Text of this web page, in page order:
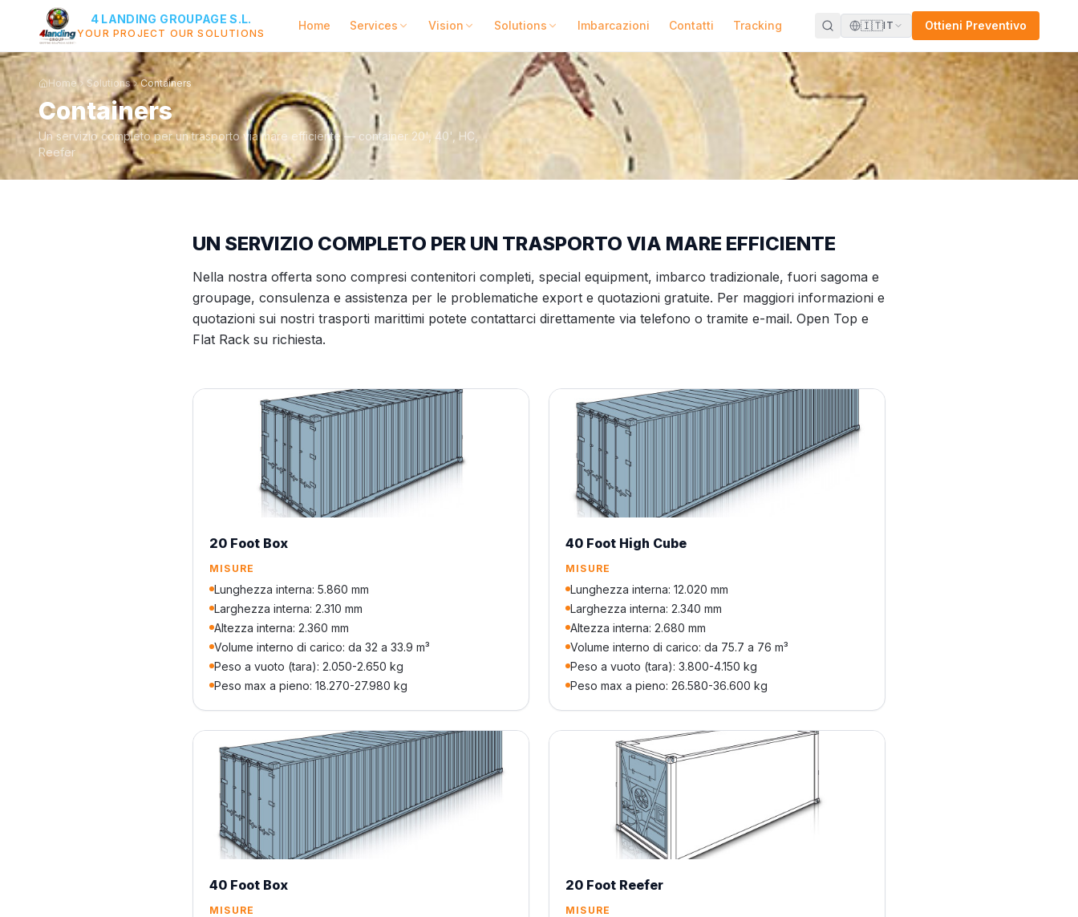
4 LANDING GROUPAGE S.L.
YOUR PROJECT OUR SOLUTIONS
Home Services Vision Solutions Imbarcazioni Contatti Tracking 🇮🇹IT Ottieni Preventivo
Home Solutions Containers
Containers
Un servizio completo per un trasporto via mare efficiente — container 20', 40', HC,
Reefer
UN SERVIZIO COMPLETO PER UN TRASPORTO VIA MARE EFFICIENTE
Nella nostra offerta sono compresi contenitori completi, special equipment, imbarco tradizionale, fuori sagoma e
groupage, consulenza e assistenza per le problematiche export e quotazioni gratuite. Per maggiori informazioni e
quotazioni sui nostri trasporti marittimi potete contattarci direttamente via telefono o tramite e-mail. Open Top e
Flat Rack su richiesta.
20 Foot Box
MISURE
Lunghezza interna: 5.860 mm
Larghezza interna: 2.310 mm
Altezza interna: 2.360 mm
Volume interno di carico: da 32 a 33.9 m³
Peso a vuoto (tara): 2.050-2.650 kg
Peso max a pieno: 18.270-27.980 kg
40 Foot High Cube
MISURE
Lunghezza interna: 12.020 mm
Larghezza interna: 2.340 mm
Altezza interna: 2.680 mm
Volume interno di carico: da 75.7 a 76 m³
Peso a vuoto (tara): 3.800-4.150 kg
Peso max a pieno: 26.580-36.600 kg
40 Foot Box
MISURE
20 Foot Reefer
MISURE